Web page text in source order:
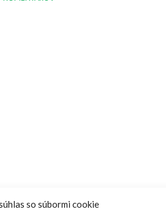
so súbormi cookie
moje budúce komentáre.